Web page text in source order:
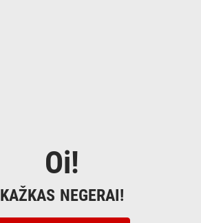
Oi!
KAŽKAS NEGERAI!